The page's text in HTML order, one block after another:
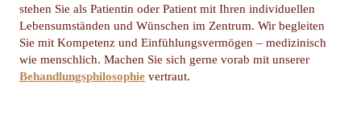
stehen Sie als Patientin oder Patient mit Ihren individuellen
Lebensumständen und Wünschen im Zentrum. Wir begleiten
Sie mit Kompetenz und Einfühlungsvermögen – medizinisch
wie menschlich. Machen Sie sich gerne vorab mit unserer
Behandlungsphilosophie vertraut.